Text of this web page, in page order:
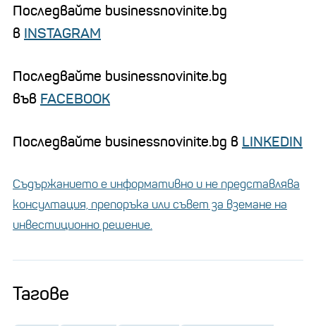
Последвайте businessnovinite.bg
в INSTAGRAM
Последвайте businessnovinite.bg
във FACEBOOK
Последвайте businessnovinite.bg в LINKEDIN
Съдържанието е информативно и не представлява
консултация, препоръка или съвет за вземане на
инвестиционно решение.
Тагове